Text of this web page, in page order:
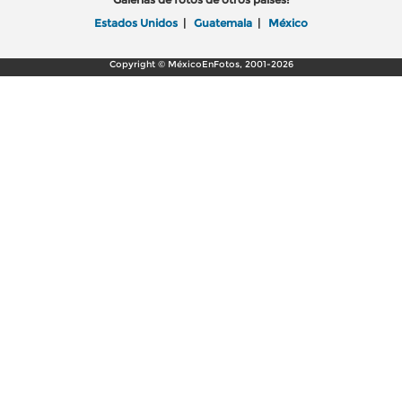
Estados Unidos | Guatemala | México
Copyright © MéxicoEnFotos, 2001-2026